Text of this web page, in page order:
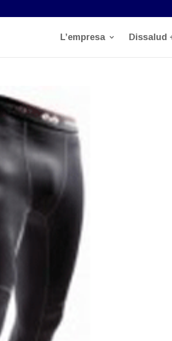
L’empresa Dissalud